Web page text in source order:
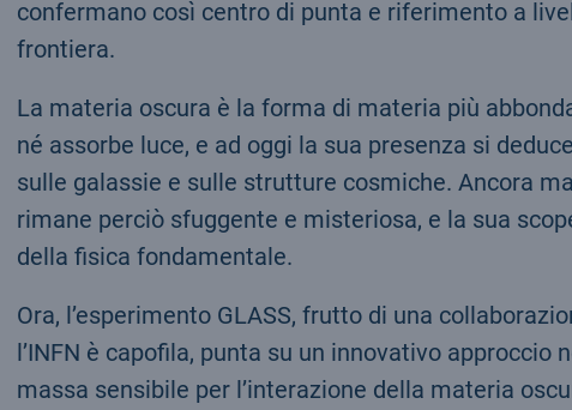
confermano così centro di punta e riferimento a
frontiera.
La materia oscura è la forma di materia più
né assorbe luce, e ad oggi la sua presenza si
sulle galassie e sulle strutture cosmiche. Ancora
rimane perciò sfuggente e misteriosa, e la sua
della fisica fondamentale.
Ora, l’esperimento GLASS, frutto di una
l’INFN è capofila, punta su un innovativo
massa sensibile per l’interazione della materia